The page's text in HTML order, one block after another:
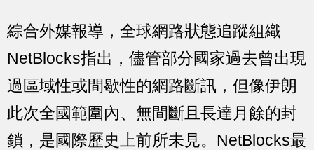
綜合外媒報導，全球網路狀態追蹤組織
NetBlocks指出，儘管部分國家過去曾出現
過區域性或間歇性的網路斷訊，但像伊朗
此次全國範圍內、無間斷且長達月餘的封
鎖，是國際歷史上前所未見。NetBlocks最